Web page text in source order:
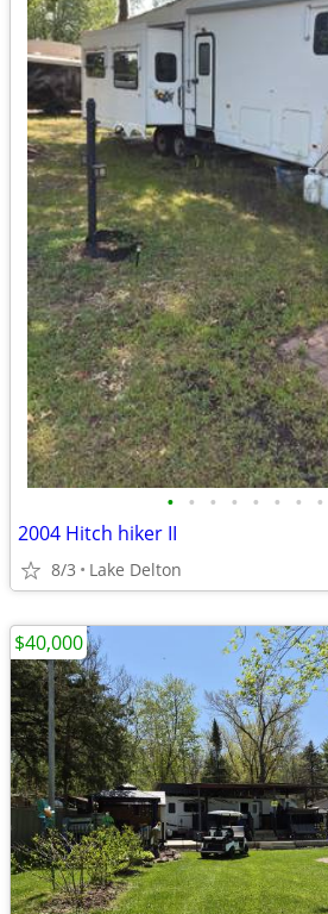
• • • • • • • •
2004 Hitch hiker II
8/3 Lake Delton
$40,000